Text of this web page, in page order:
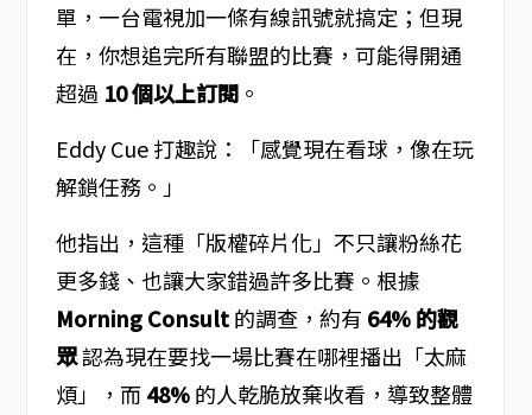
單，一台電視加一條有線訊號就搞定；但現
在，你想追完所有聯盟的比賽，可能得開通
超過 10 個以上訂閱。
Eddy Cue 打趣說：「感覺現在看球，像在玩
解鎖任務。」
他指出，這種「版權碎片化」不只讓粉絲花
更多錢、也讓大家錯過許多比賽。根據
Morning Consult的調查，約有 64% 的觀
眾認為現在要找一場比賽在哪裡播出「太麻
煩」，而48%的人乾脆放棄收看，導致整體